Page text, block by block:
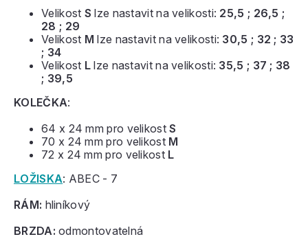
Velikost S lze nastavit na velikosti: 25,5 ; 26,5 ;
28 ; 29
Velikost M lze nastavit na velikosti: 30,5 ; 32 ; 33
; 34
Velikost L lze nastavit na velikosti: 35,5 ; 37 ; 38
; 39,5
KOLEČKA:
64 x 24 mm pro velikostS
70 x 24 mm pro velikost M
72 x 24 mm pro velikost L
LOŽISKA: ABEC - 7
RÁM: hliníkový
BRZDA:odmontovatelná